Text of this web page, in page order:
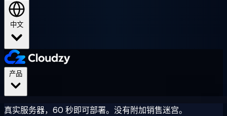
中文
真实服务器，60 秒即可部署。没有附加销售迷宫。